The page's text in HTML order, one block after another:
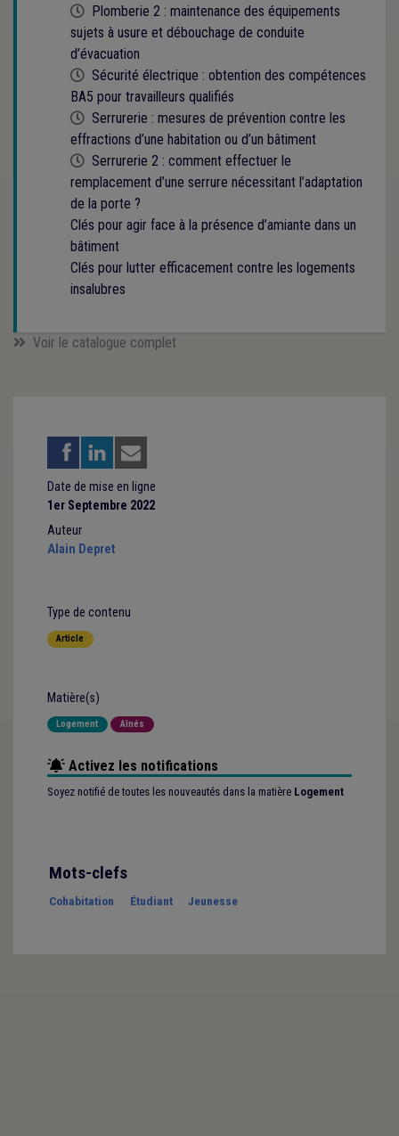
Cette formation est programmée
Plomberie 2 : maintenance des équipements
sujets à usure et débouchage de conduite
d’évacuation
Cette formation est programmée
Sécurité électrique : obtention des compétences
BA5 pour travailleurs qualifiés
Cette formation est programmée
Serrurerie : mesures de prévention contre les
effractions d’une habitation ou d’un bâtiment
Cette formation est programmée
Serrurerie 2 : comment effectuer le
remplacement d’une serrure nécessitant l’adaptation
de la porte ?
Clés pour agir face à la présence d’amiante dans un
bâtiment
Clés pour lutter efficacement contre les logements
insalubres
Voir le catalogue complet
Date de mise en ligne
1er Septembre 2022
Auteur
Alain Depret
Type de contenu
Article
Matière(s)
Logement Aînés
Activez les notifications
Soyez notifié de toutes les nouveautés dans la matière Logement
Mots-clefs
Cohabitation Étudiant Jeunesse